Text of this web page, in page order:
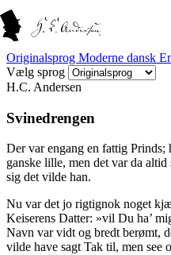
Originalsprog Moderne dansk
Vælg sprog
H.C. Andersen
Svinedrengen
Der var engang en fattig
ganske lille, men det var da
sig det vilde han.
Nu var det jo rigtignok noget
Keiserens Datter: »vil Du ha’
Navn var vidt og bredt berømt,
vilde have sagt Tak til, men see